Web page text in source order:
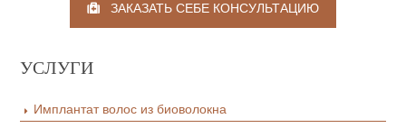
ЗАКАЗАТЬ СЕБЕ КОНСУЛЬТАЦИЮ
УСЛУГИ
Имплантат волос из биоволокна